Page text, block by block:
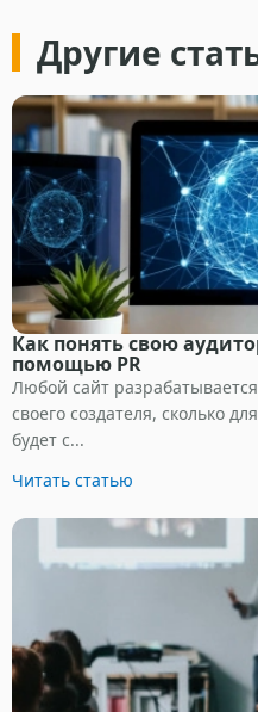
Другие
Как понять свою
помощью PR
Любой сайт
своего создателя, сколько
будет с...
Читать статью